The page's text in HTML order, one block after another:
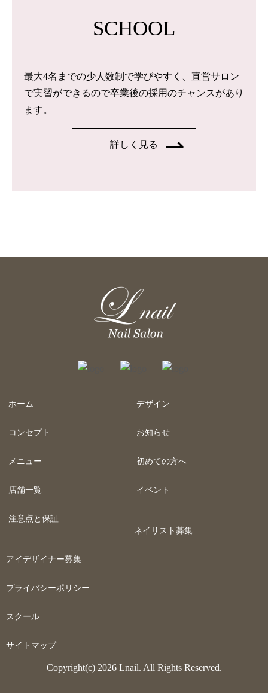
SCHOOL
最大4名までの少人数制で学びやすく、直営サロン
で実習ができるので卒業後の採用のチャンスがあり
ます。
詳しく見る
ホーム
コンセプト
メニュー
店舗一覧
注意点と保証
デザイン
お知らせ
初めての方へ
イベント
ネイリスト募集
アイデザイナー募集
プライバシーポリシー
スクール
サイトマップ
Copyright(c) 2026 Lnail. All Rights Reserved.